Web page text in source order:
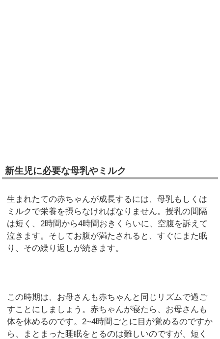
新生児に必要な母乳やミルク
生まれたての赤ちゃんが成長するには、母乳もしくは
ミルクで栄養を摂らなければなりません。授乳の間隔
は短く、2時間から4時間おきくらいに、空腹を訴えて
泣きます。そしてお腹が満たされると、すぐにまた眠
り、その繰り返しが続きます。
この時期は、お母さんも赤ちゃんと同じリズムで過ご
すことにしましょう。赤ちゃんが寝たら、お母さんも
体を休めるのです。2~4時間ごとに目が覚めるのですか
ら、まとまった睡眠をとるのは難しいのですが、短く